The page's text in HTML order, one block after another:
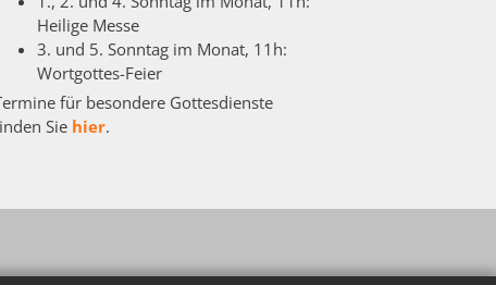
Heilige Messe
3. und 5. Sonntag im Monat, 11h:
Wortgottes-Feier
für besondere Gottesdienste
Sie hier.